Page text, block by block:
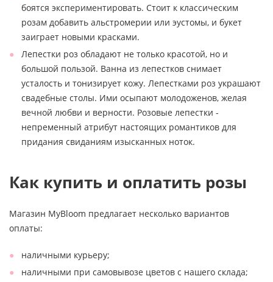
боятся экспериментировать. Стоит к классическим
розам добавить альстромерии или эустомы, и букет
заиграет новыми красками.
Лепестки роз обладают не только красотой, но и
большой пользой. Ванна из лепестков снимает
усталость и тонизирует кожу. Лепестками роз украшают
свадебные столы. Ими осыпают молодоженов, желая
вечной любви и верности. Розовые лепестки -
непременный атрибут настоящих романтиков для
придания свиданиям изысканных ноток.
Как купить и оплатить розы
Магазин MyBloom предлагает несколько вариантов
оплаты:
наличными курьеру;
наличными при самовывозе цветов с нашего склада;